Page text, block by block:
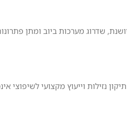
שדרוג מערכות ביוב ומתן
נזילות וייעוץ מקצועי לשיפוצי